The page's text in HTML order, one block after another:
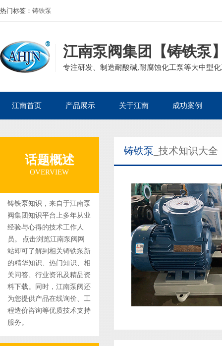
热门标签： 铸铁泵
江南泵阀集团【铸铁泵
专注研发、制造耐酸碱,耐腐蚀化工泵等大中型
江南首页
集团案例
产品展示
自吸泵
管道泵
液下泵
关于江南
董事长寄语
发展历程
组织架构
成功案例
核电热电案例
生物医药案例
造纸印染案例
矿业冶金案例
电镀废水案例
话题概述
OVERVIEW
铸铁泵知识，来自于江南泵
阀集团知识平台上多年从业
经验与心得的技术工作人
员。 点击浏览江南泵阀网
站即可了解到相关铸铁泵新
的精华知识、热门知识、相
关问答、行业资讯及精品资
料下载。同时，江南泵阀还
为您提供产品在线询价、工
程造价咨询等优质技术支持
服务。
铸铁泵 _技术知识大全